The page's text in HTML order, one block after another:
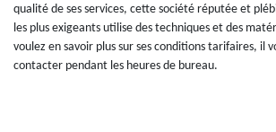
qualité de ses services, cette société réputée et
les plus exigeants utilise des techniques et des
voulez en savoir plus sur ses conditions tarifaires, il
contacter pendant les heures de bureau.